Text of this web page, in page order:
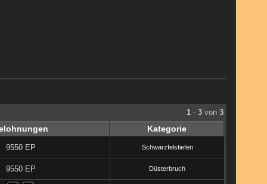
1 - 3 von 3
Kategorie
9550 EP Schwarzfelstiefen
9550 EP Düsterbruch